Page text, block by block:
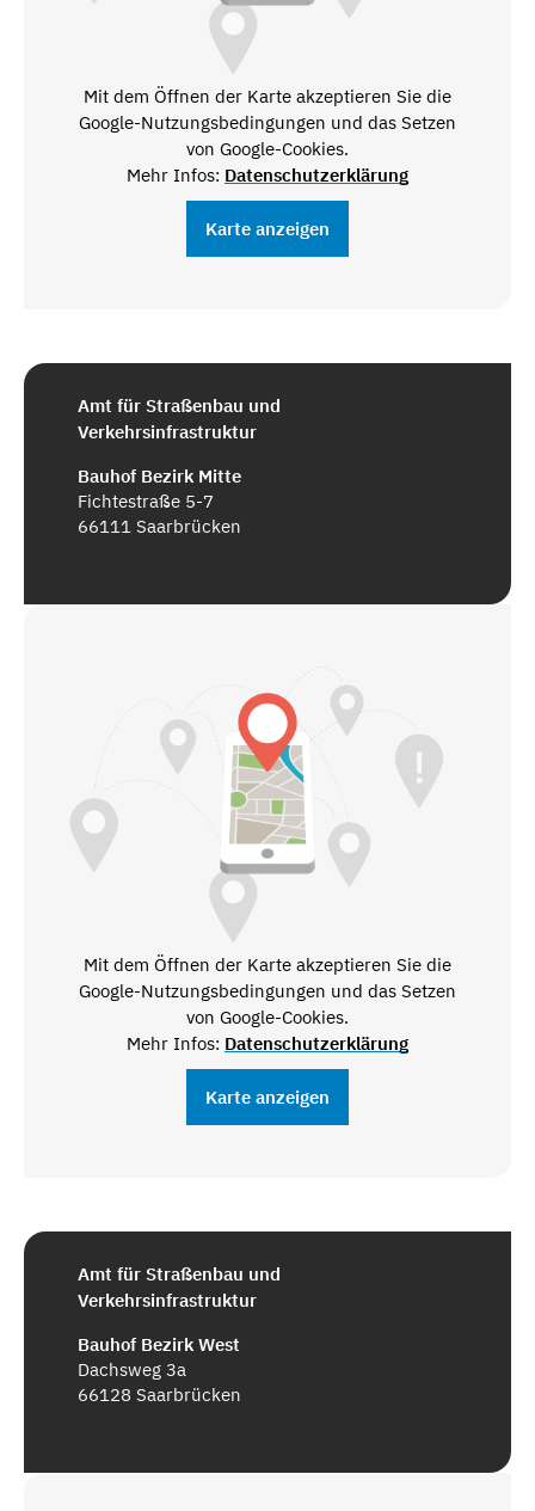
Mit dem Öffnen der Karte akzeptieren Sie die
Google-Nutzungsbedingungen und das Setzen
von Google-Cookies.
Mehr Infos: Datenschutzerklärung
Karte anzeigen
Amt für Straßenbau und
Verkehrsinfrastruktur
Bauhof Bezirk Mitte
Fichtestraße 5-7
66111 Saarbrücken
Mit dem Öffnen der Karte akzeptieren Sie die
Google-Nutzungsbedingungen und das Setzen
von Google-Cookies.
Mehr Infos: Datenschutzerklärung
Karte anzeigen
Amt für Straßenbau und
Verkehrsinfrastruktur
Bauhof Bezirk West
Dachsweg 3a
66128 Saarbrücken